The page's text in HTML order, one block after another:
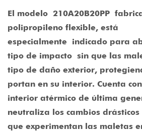
El modelo 210A20B20PP
polipropileno flexible, está
especialmente indicado para
tipo de impacto sin que las
tipo de daño exterior,
portan en su interior. Cuenta
interior atérmico de última
neutraliza los cambios
que experimentan las maletas